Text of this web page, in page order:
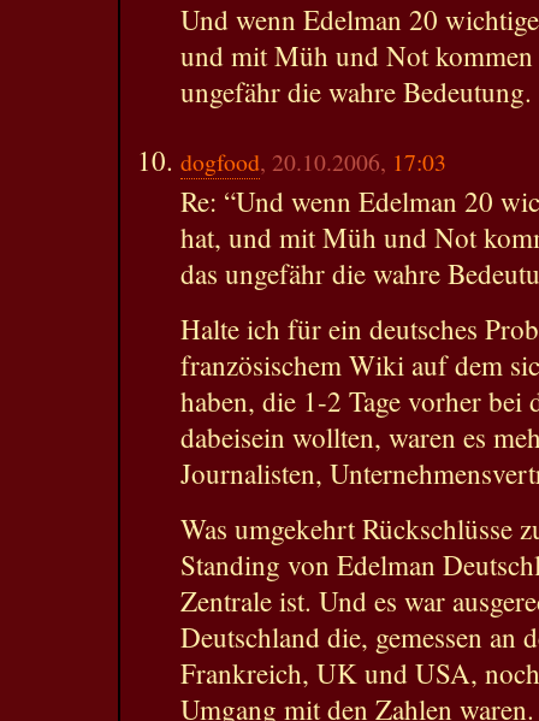
Und wenn Edelman 20
und mit Müh und Not kommen
ungefähr die wahre Bedeutung.
dogfood, 20.10.2006, 17:03
Re: “Und wenn Edelman 20
hat, und mit Müh und Not
das ungefähr die wahre
Halte ich für ein deutsches
französischem Wiki auf dem
haben, die 1-2 Tage vorher bei
dabeisein wollten, waren es
Journalisten,
Was umgekehrt Rückschlüsse
Standing von Edelman
Zentrale ist. Und es war
Deutschland die, gemessen an
Frankreich, UK und USA,
Umgang mit den Zahlen waren.